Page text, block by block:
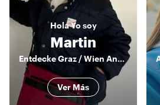
HolaYo soy
Martin
Entdecke Graz / Wien Andersrum
Ver Más